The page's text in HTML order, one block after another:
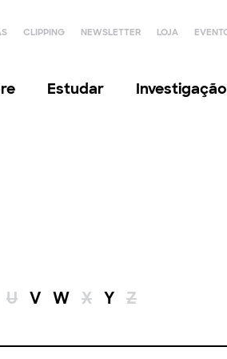
CLIPPING NEWSLETTER LOJA
Estudar Investigação
U V W X Y Z